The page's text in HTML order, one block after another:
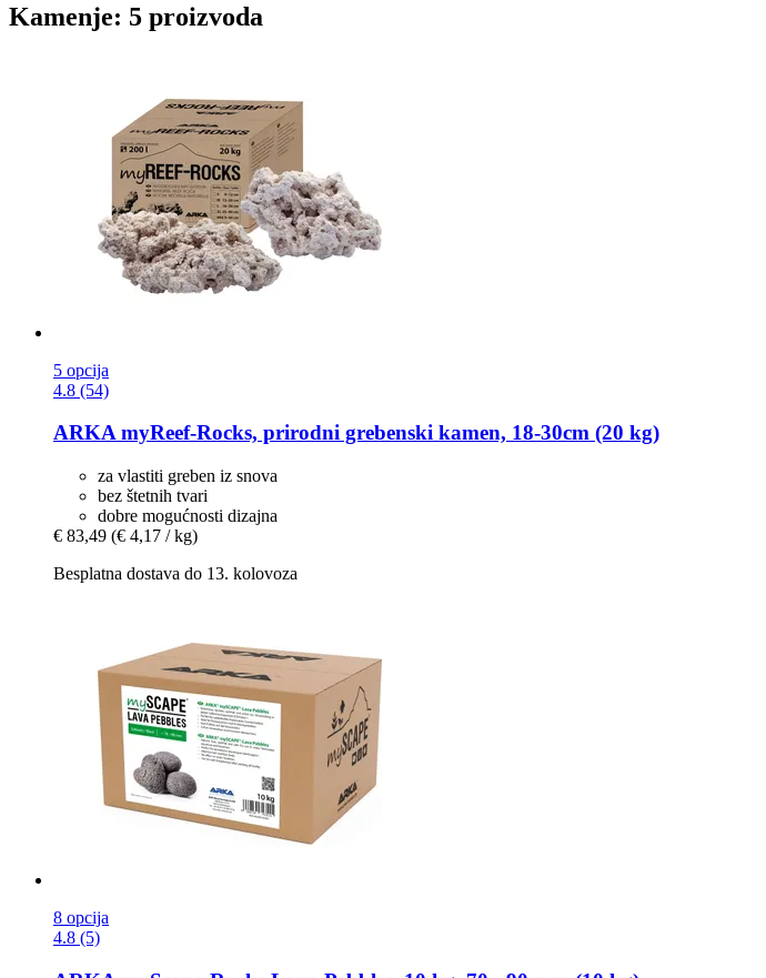
Kamenje: 5 proizvoda
5 opcija
4.8 (54)
ARKAmyReef-​Rocks, prirodni grebenski kamen, 18-​30cm (20 kg)
za vlastiti greben iz snova
bez štetnih tvari
dobre mogućnosti dizajna
€ 83,49 (€ 4,17 / kg)
Besplatna dostava do 13. kolovoza
8 opcija
4.8 (5)